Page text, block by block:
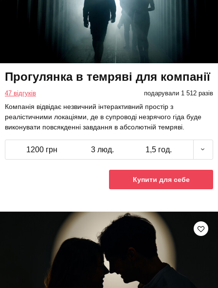
Прогулянка в темряві для компанії
47 відгуків подарували 1 512 разів
Компанія відвідає незвичний інтерактивний простір з
реалістичними локаціями, де в супроводі незрячого гіда буде
виконувати повсякденні завдання в абсолютній темряві.
1200 грн 3 люд. 1,5 год.
Купити для себе